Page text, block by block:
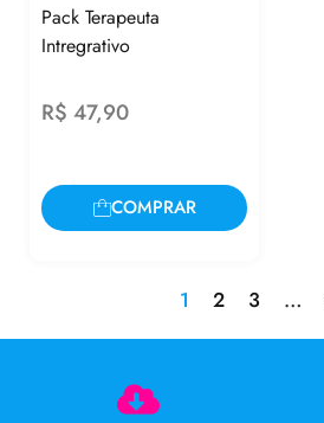
Pack Terapeuta
Intregrativo
R$ 47,90
COMPRAR
1 2 3 …